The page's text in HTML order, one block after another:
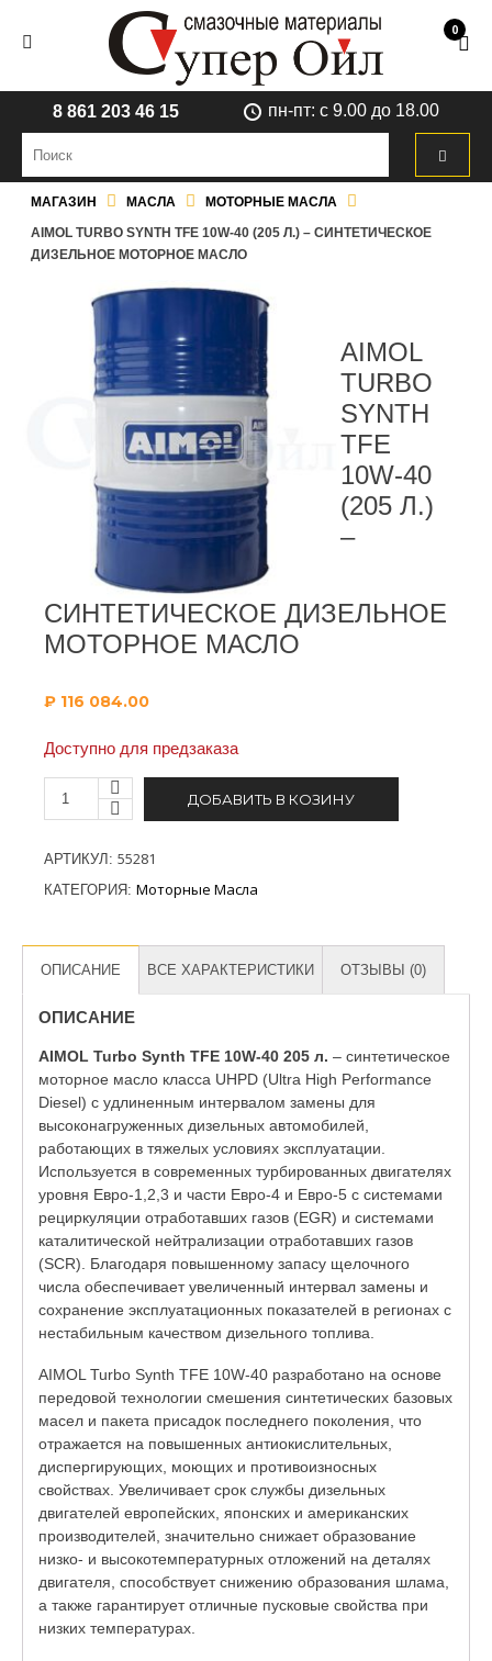
0
8 861 203 46 15 пн-пт: с 9.00 до 18.00
МАГАЗИН МАСЛА
МОТОРНЫЕ МАСЛА
AIMOL TURBO SYNTH TFE 10W-40 (205 Л.) – СИНТЕТИЧЕСКОЕ
ДИЗЕЛЬНОЕ МОТОРНОЕ МАСЛО
AIMOL
TURBO
SYNTH
TFE
10W-40
(205 Л.)
–
СИНТЕТИЧЕСКОЕ ДИЗЕЛЬНОЕ
МОТОРНОЕ МАСЛО
₽ 116 084.00
Доступно для предзаказа
ДОБАВИТЬ В КОЗИНУ
АРТИКУЛ: 55281
КАТЕГОРИЯ: Моторные Масла
ОПИСАНИЕ ВСЕ ХАРАКТЕРИСТИКИ ОТЗЫВЫ (0)
ОПИСАНИЕ
AIMOL Turbo Synth TFE 10W-40 205 л. – синтетическое
моторное масло класса UHPD (Ultra High Performance
Diesel) с удлиненным интервалом замены для
высоконагруженных дизельных автомобилей,
работающих в тяжелых условиях эксплуатации.
Используется в современных турбированных двигателях
уровня Евро-1,2,3 и части Евро-4 и Евро-5 с системами
рециркуляции отработавших газов (EGR) и системами
каталитической нейтрализации отработавших газов
(SCR). Благодаря повышенному запасу щелочного
числа обеспечивает увеличенный интервал замены и
сохранение эксплуатационных показателей в регионах с
нестабильным качеством дизельного топлива.
AIMOL Turbo Synth TFE 10W-40 разработано на основе
передовой технологии смешения синтетических базовых
масел и пакета присадок последнего поколения, что
отражается на повышенных антиокислительных,
диспергирующих, моющих и противоизносных
свойствах. Увеличивает срок службы дизельных
двигателей европейских, японских и американских
производителей, значительно снижает образование
низко- и высокотемпературных отложений на деталях
двигателя, способствует снижению образования шлама,
а также гарантирует отличные пусковые свойства при
низких температурах.